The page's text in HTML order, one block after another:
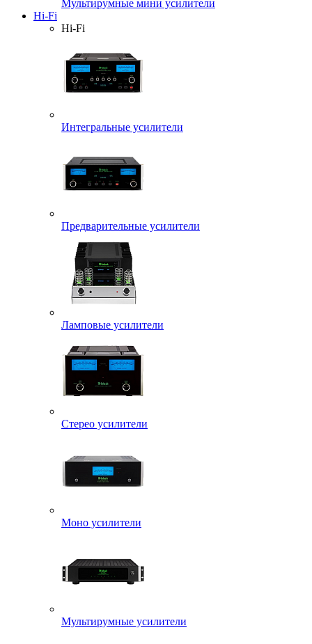
Мультирумные мини усилители
Hi-Fi
Hi-Fi
Интегральные усилители
Предварительные усилители
Ламповые усилители
Стерео усилители
Моно усилители
Мультирумные усилители